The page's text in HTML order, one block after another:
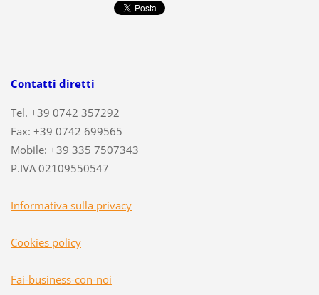
Contatti diretti
Tel. +39 0742 357292
Fax: +39 0742 699565
Mobile: +39 335 7507343
P.IVA 02109550547
Informativa sulla privacy
Cookies policy
Fai-business-con-noi